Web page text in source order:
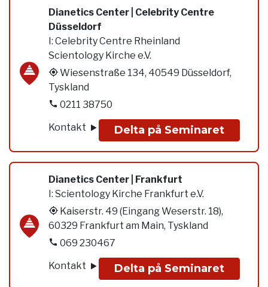
Dianetics Center | Celebrity Centre
Düsseldorf
I: Celebrity Centre Rheinland
Scientology Kirche e.V.
Wiesenstraße 134, 40549 Düsseldorf,
Tyskland
0211 38750
Kontakt
Delta på Seminaret
Dianetics Center | Frankfurt
I: Scientology Kirche Frankfurt e.V.
Kaiserstr. 49 (Eingang Weserstr. 18),
60329 Frankfurt am Main, Tyskland
069 230467
Kontakt
Delta på Seminaret